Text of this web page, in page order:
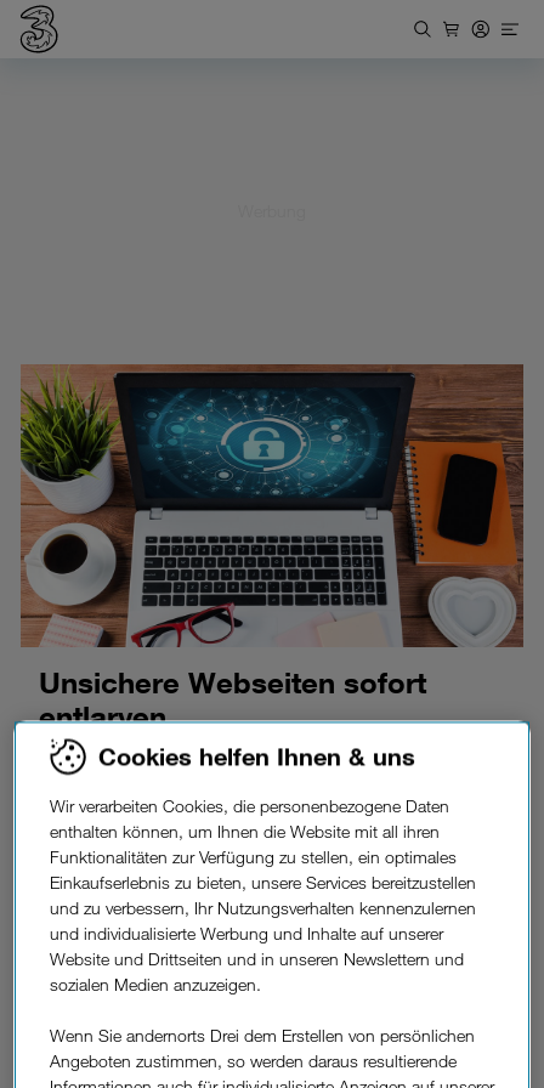
Unsichere Webseiten sofort
entlarven.
Text:Christoph | 04. Februar 2026 13:30
Link des Blogs kopieren
Phishing-Mails, Trojaner und Viren. Jährlich steigt die
Opferrate von Datenmissbrauch aufgrund der
ausgeklügelten Vorgehensweise der Hacker.
Unternehmen stehen dafür umfangreiche
Schutzangebote zur Verfügung, das Angebot für
Konsumenten ist hingegen überschaubar. Folgende
frühzeitig zu erkennen und ermöglicht sicheres Surfen im
Internet:
Cookies helfen Ihnen & uns
Wir verarbeiten Cookies, die personenbezogene Daten
enthalten können, um Ihnen die Website mit all ihren
Funktionalitäten zur Verfügung zu stellen, ein optimales
Einkaufserlebnis zu bieten, unsere Services bereitzustellen
und zu verbessern, Ihr Nutzungsverhalten kennenzulernen
und individualisierte Werbung und Inhalte auf unserer
Website und Drittseiten und in unseren Newslettern und
sozialen Medien anzuzeigen.
Wenn Sie andernorts Drei dem Erstellen von persönlichen
Angeboten zustimmen, so werden daraus resultierende